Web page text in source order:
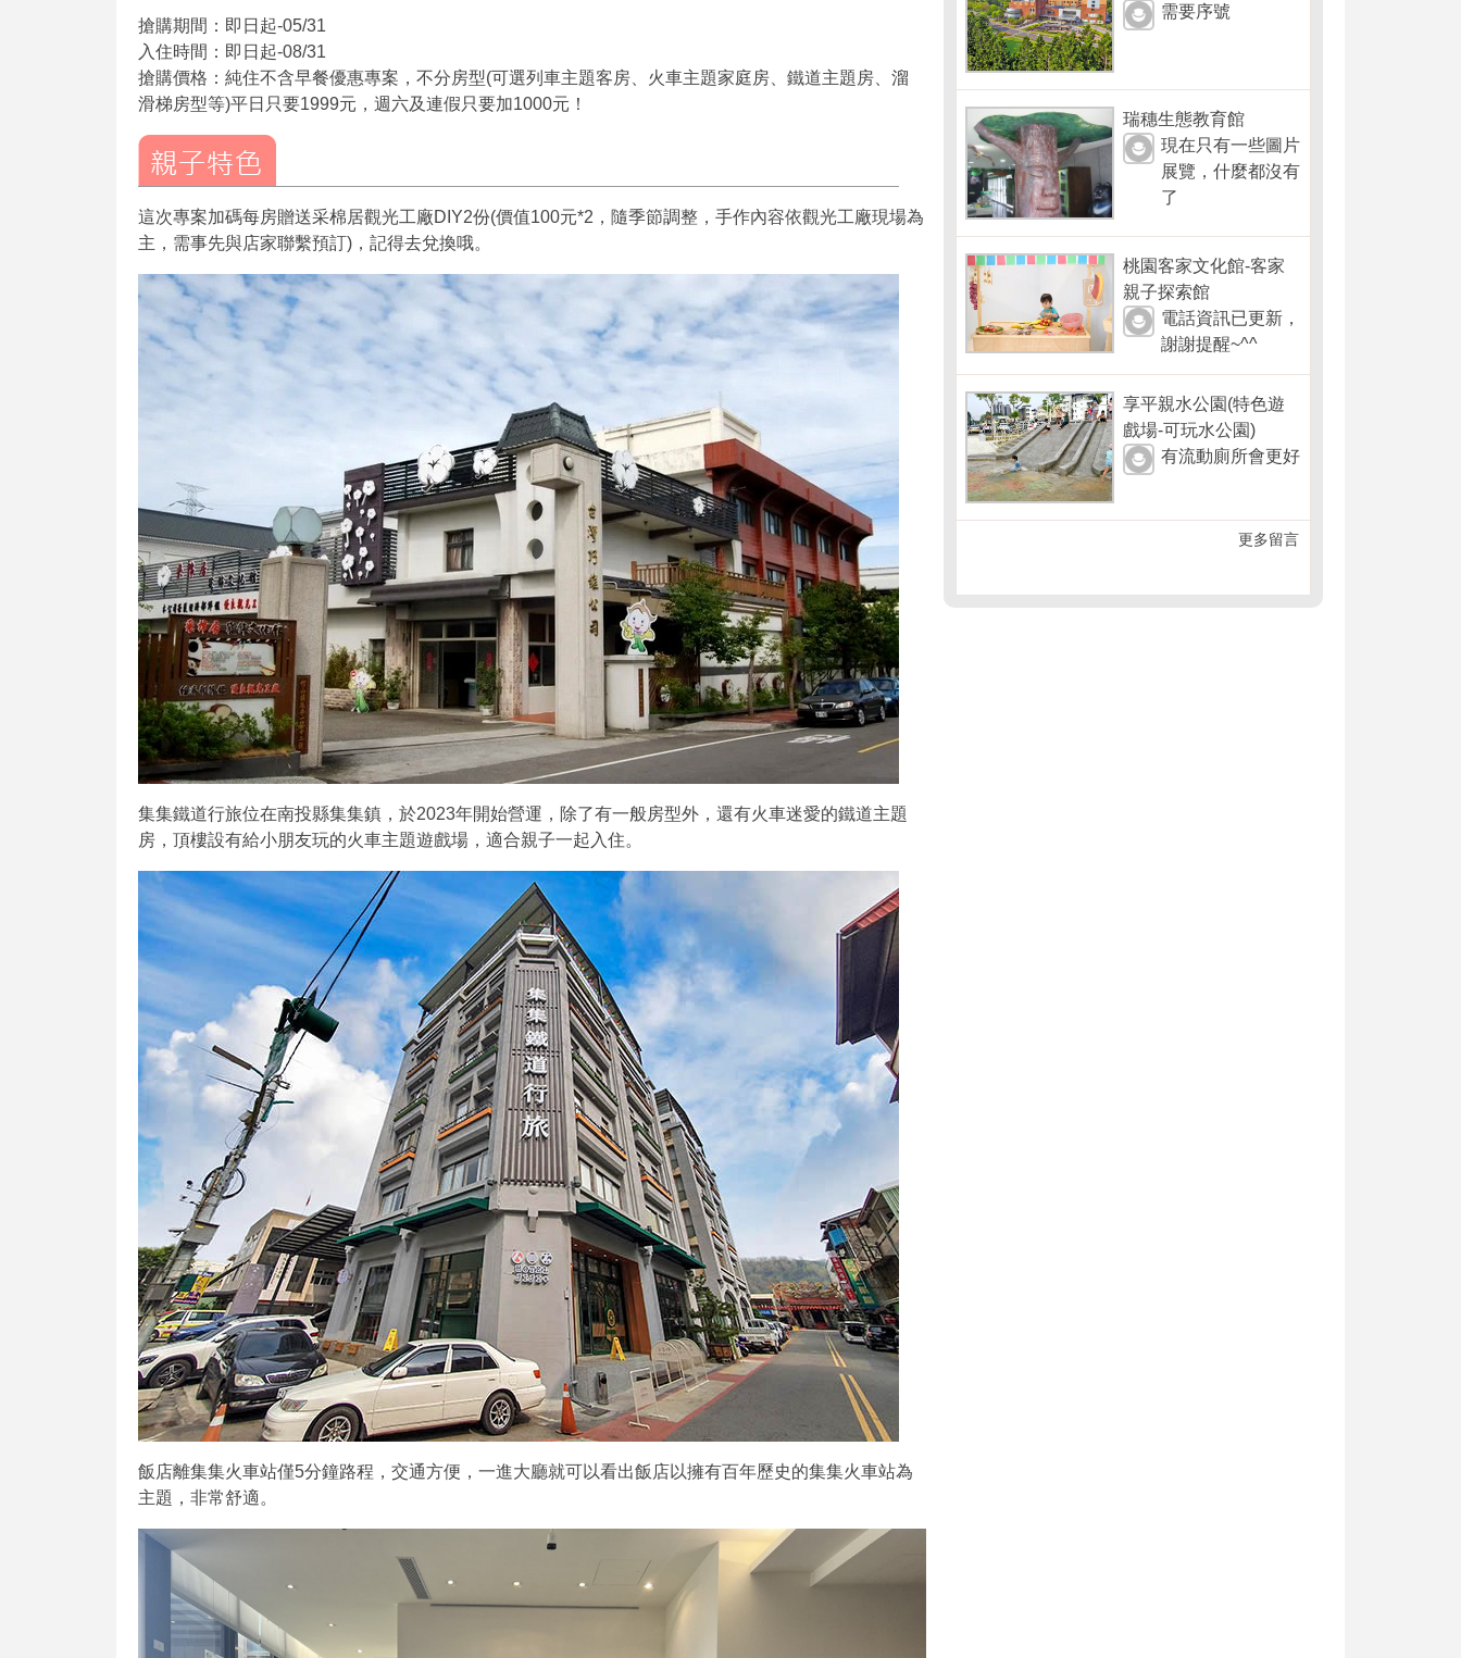
搶購期間：即日起-05/31
入住時間：即日起-08/31
搶購價格：純住不含早餐優惠專案，不分房型(可選列車主題客房、火車主題家庭房、鐵道主題房、溜
滑梯房型等)平日只要1999元，週六及連假只要加1000元！
這次專案加碼每房贈送采棉居觀光工廠DIY2份(價值100元*2，隨季節調整，手作內容依觀光工廠現場為
主，需事先與店家聯繫預訂)，記得去兌換哦。
集集鐵道行旅位在南投縣集集鎮，於2023年開始營運，除了有一般房型外，還有火車迷愛的鐵道主題
房，頂樓設有給小朋友玩的火車主題遊戲場，適合親子一起入住。
飯店離集集火車站僅5分鐘路程，交通方便，一進大廳就可以看出飯店以擁有百年歷史的集集火車站為
主題，非常舒適。
需要序號
瑞穗生態教育館
現在只有一些圖片
展覽，什麼都沒有
了
桃園客家文化館-客家
親子探索館
電話資訊已更新，
謝謝提醒~^^
享平親水公園(特色遊
戲場-可玩水公園)
有流動廁所會更好
更多留言